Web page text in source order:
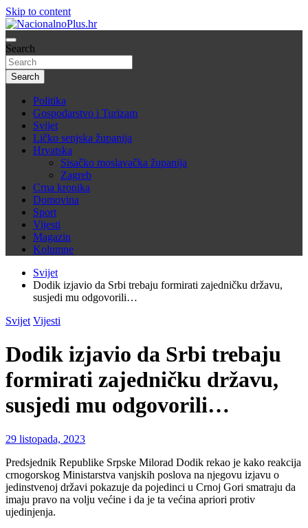
Skip to content
NacionalnoPlus.hr
Nacija želi znati više
Search
Search
Politika
Gospodarstvo i Turizam
Svijet
Ličko senjska županija
Hrvatska
Sisačko moslavačka županija
Zagreb
Crna kronika
Domovina
Sport
Vijesti
Magazin
Kolumne
Svijet
Dodik izjavio da Srbi trebaju formirati zajedničku državu,
susjedi mu odgovorili…
Svijet Vijesti
Dodik izjavio da Srbi trebaju
formirati zajedničku državu,
susjedi mu odgovorili…
29 listopada, 2023
Predsjednik Republike Srpske Milorad Dodik rekao je kako reakcija
crnogorskog Ministarstva vanjskih poslova na njegovu izjavu o
jedinstvenoj državi pokazuje da pojedinci u Crnoj Gori smatraju da
imaju pravo na volju većine i da je ta većina apriori protiv
ujedinjenja.